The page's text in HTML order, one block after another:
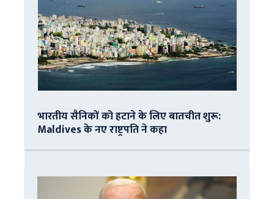
भारतीय सैनिकों को हटाने के लिए बातचीत शुरू:
Maldives के नए राष्ट्रपति ने कहा